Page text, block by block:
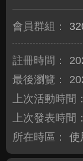
會員群組：
註冊時間：
最後瀏覽：
上次活動時間：
上次發表時間：
所在時區：
使